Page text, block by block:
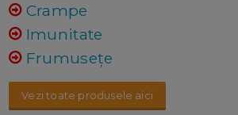
Crampe
Imunitate
Frumusețe
Vezi toate produsele aici